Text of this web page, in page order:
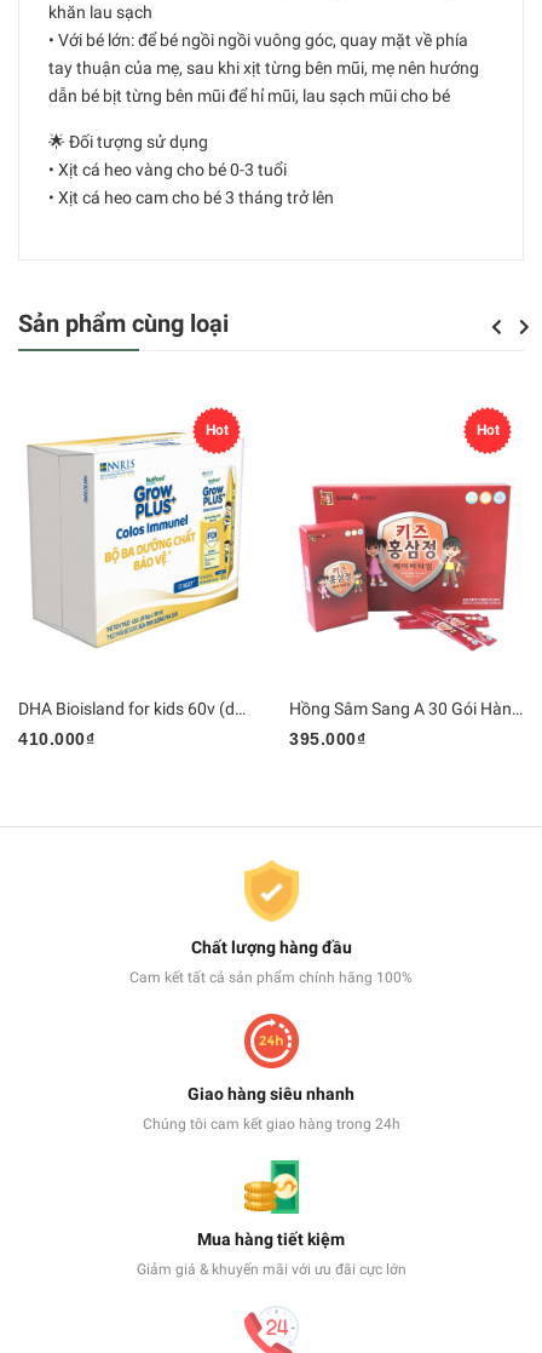
khăn lau sạch
• Với bé lớn: để bé ngồi ngồi vuông góc, quay mặt về phía
tay thuận của mẹ, sau khi xịt từng bên mũi, mẹ nên hướng
dẫn bé bịt từng bên mũi để hỉ mũi, lau sạch mũi cho bé
🌟 Đối tượng sử dụng
• Xịt cá heo vàng cho bé 0-3 tuổi
• Xịt cá heo cam cho bé 3 tháng trở lên
Sản phẩm cùng loại Previous
Hot
DHA Bioisland for kids 60v (date 07/05/2027)
410.000₫
Hot
Hồng Sâm Sang A 30 Gói Hàn Quốc
395.000₫
Next
Chất lượng hàng đầu
Cam kết tất cả sản phẩm chính hãng 100%
Giao hàng siêu nhanh
Chúng tôi cam kết giao hàng trong 24h
Mua hàng tiết kiệm
Giảm giá & khuyến mãi với ưu đãi cực lớn